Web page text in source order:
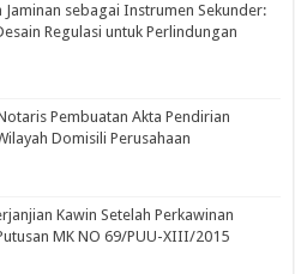
Jaminan sebagai Instrumen Sekunder:
Regulasi untuk Perlindungan
Pembuatan Akta Pendirian
Domisili Perusahaan
Kawin Setelah Perkawinan
MK NO 69/PUU-XIII/2015